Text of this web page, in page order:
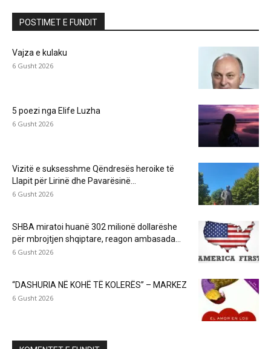
POSTIMET E FUNDIT
Vajza e kulaku
6 Gusht 2026
5 poezi nga Elife Luzha
6 Gusht 2026
Vizitë e suksesshme Qëndresës heroike të
Llapit për Lirinë dhe Pavarësinë...
6 Gusht 2026
SHBA miratoi huanë 302 milionë dollarëshe
për mbrojtjen shqiptare, reagon ambasada...
6 Gusht 2026
“DASHURIA NË KOHË TË KOLERËS” – MARKEZ
6 Gusht 2026